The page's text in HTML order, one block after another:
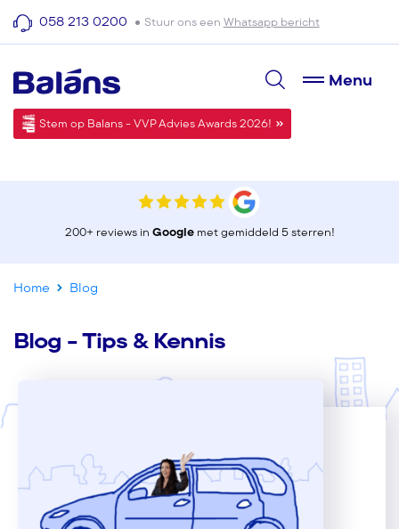
058 213 0200 Stuur ons een Whatsapp bericht
Menu
Stem op Balans - VVP Advies Awards 2026!
200+ reviews in Googlemet gemiddeld 5 sterren!
Home Blog
Blog - Tips & Kennis